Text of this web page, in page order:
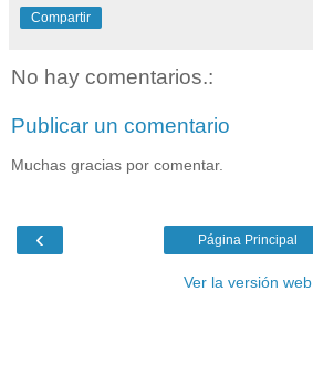
Compartir
No hay comentarios.:
Publicar un comentario
Muchas gracias por comentar.
‹ Página Principal
Ver la versión web